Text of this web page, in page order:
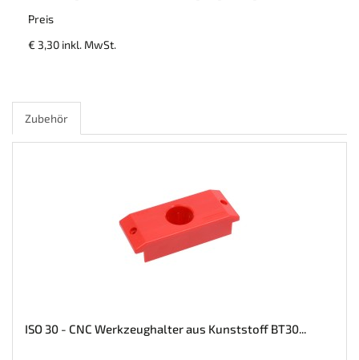
Preis
€ 3,30 inkl. MwSt.
Zubehör
ISO 30 - CNC Werkzeughalter aus Kunststoff BT30...